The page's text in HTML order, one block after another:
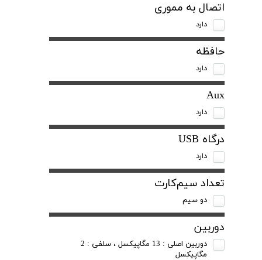
اتصال به مموری
دارد
حافظه
دارد
Aux
دارد
درگاه USB
دارد
تعداد سیم‌کارت
دو سیم
دوربین
دوربین اصلی : 13 مگاپیکسل ، سلفی : 2
مگاپیکسل